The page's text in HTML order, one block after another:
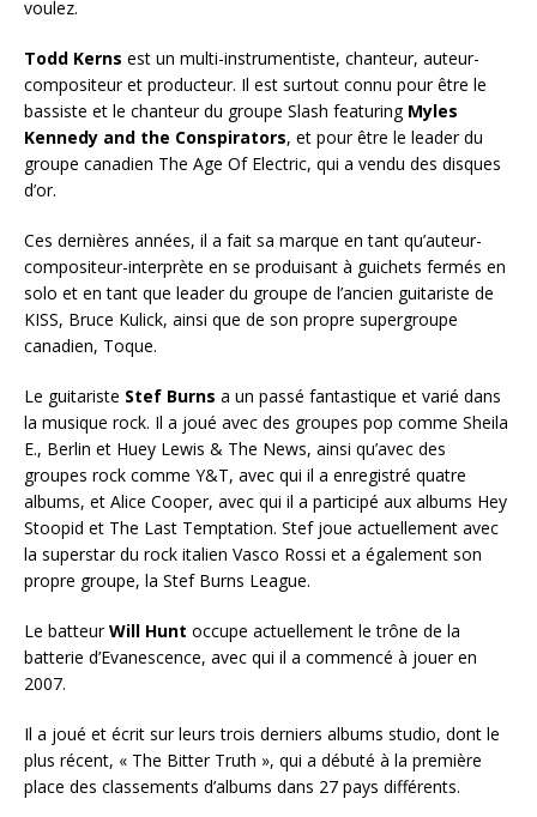
voulez.
Todd Kerns est un multi-instrumentiste, chanteur, auteur-
compositeur et producteur. Il est surtout connu pour être le
bassiste et le chanteur du groupe Slash featuring Myles
Kennedy and the Conspirators, et pour être le leader du
groupe canadien The Age Of Electric, qui a vendu des disques
d’or.
Ces dernières années, il a fait sa marque en tant qu’auteur-
compositeur-interprète en se produisant à guichets fermés en
solo et en tant que leader du groupe de l’ancien guitariste de
KISS, Bruce Kulick, ainsi que de son propre supergroupe
canadien, Toque.
Le guitariste Stef Burns a un passé fantastique et varié dans
la musique rock. Il a joué avec des groupes pop comme Sheila
E., Berlin et Huey Lewis & The News, ainsi qu’avec des
groupes rock comme Y&T, avec qui il a enregistré quatre
albums, et Alice Cooper, avec qui il a participé aux albums Hey
Stoopid et The Last Temptation. Stef joue actuellement avec
la superstar du rock italien Vasco Rossi et a également son
propre groupe, la Stef Burns League.
Le batteurWill Hunt occupe actuellement le trône de la
batterie d’Evanescence, avec qui il a commencé à jouer en
2007.
Il a joué et écrit sur leurs trois derniers albums studio, dont le
plus récent, « The Bitter Truth », qui a débuté à la première
place des classements d’albums dans 27 pays différents.